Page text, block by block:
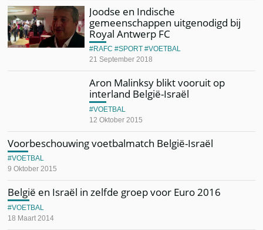
Joodse en Indische
gemeenschappen uitgenodigd bij
Royal Antwerp FC
21 September 2018
RAFC SPORT VOETBAL
Aron Malinksy blikt vooruit op
interland België-Israël
12 Oktober 2015
VOETBAL
Voorbeschouwing voetbalmatch België-Israël
9 Oktober 2015
VOETBAL
België en Israël in zelfde groep voor Euro 2016
18 Maart 2014
VOETBAL